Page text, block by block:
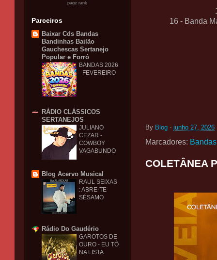
16 - Banda
By Blog - junho 27, 2026
Marcadores:
COLETÂNEA
page rank
Parceiros
Baixar Cds Bandas
Bandinhas Bailão
Gauchescas Sertanejo
Popular e Forró
BANDAS 2026
- FEVEREIRO
RÁDIO CLÁSSICOS
SERTANEJOS
JULIANO
CEZAR -
COWBOY
VAGABUNDO
Blog Acervo Musical
RAUL SEIXAS
: ABRE-TE
SÉSAMO
Rádio Do Gaudério
GAROTOS DE
OURO - EU TÔ
NA LISTA